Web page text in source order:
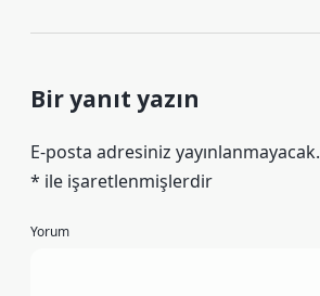
Bir yanıt yazın
E-posta adresiniz yayınlanmayacak.
* ile işaretlenmişlerdir
Yorum